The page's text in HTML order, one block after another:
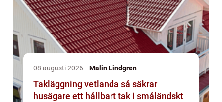
08 augusti 2026 Malin Lindgren
Takläggning vetlanda så säkrar
husägare ett hållbart tak i småländskt